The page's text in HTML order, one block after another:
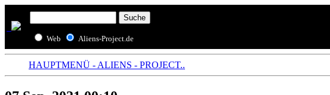
Web Aliens-Project.de
HAUPTMENÜ - ALIENS - PROJECT..